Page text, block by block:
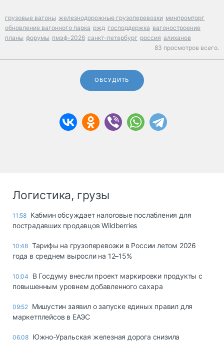
грузовые вагоны железнодорожные грузоперевозки минпромторг
обновление вагонного парка ржд господдержка вагоностроение
планы форумы пмэф-2026 санкт-петербург россия алиханов
83 просмотров всего.
ОБСУДИТЬ
Логистика, грузы
11:58 Кабмин обсуждает налоговые послабления для
пострадавших продавцов Wildberries
10:48 Тарифы на грузоперевозки в России летом 2026
года в среднем выросли на 12–15%
10:04
В Госдуму внесли проект маркировки продукты с
повышенным уровнем добавленного сахара
09:52 Мишустин заявил о запуске единых правил для
маркетплейсов в ЕАЭС
06.08 Южно-Уральская железная дорога снизила